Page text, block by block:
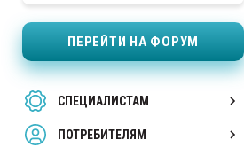
ПЕРЕЙТИ НА ФОРУМ
СПЕЦИАЛИСТАМ
ПОТРЕБИТЕЛЯМ